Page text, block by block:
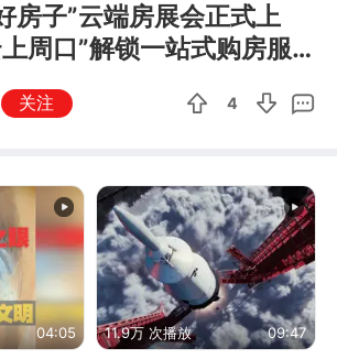
房子”云端房展会正式上
周口”解锁一站式购房服
关注 4
04:05 11.9万 次播放 09:47